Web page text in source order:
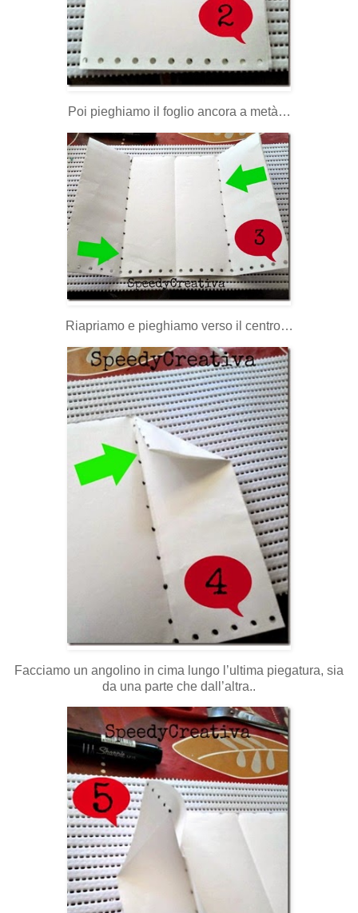
Poi pieghiamo il foglio ancora a metà…
Riapriamo e pieghiamo verso il centro…
Facciamo un angolino in cima lungo l’ultima piegatura, sia
da una parte che dall’altra..